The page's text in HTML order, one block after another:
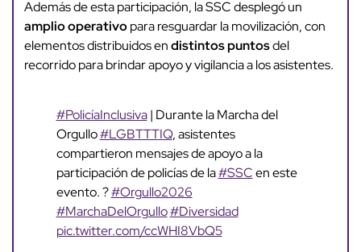
Además de esta participación, la SSC desplegó un
amplio operativopara resguardar la movilización, con
elementos distribuidos endistintos puntosdel
recorrido para brindar apoyo y vigilancia a los asistentes.
#PolicíaInclusiva| Durante la Marcha del
Orgullo#LGBTTTIQ, asistentes
compartieron mensajes de apoyo a la
participación de policías de la#SSCen este
evento. ?#Orgullo2026
#MarchaDelOrgullo#Diversidad
pic.twitter.com/ccWHI8VbQ5